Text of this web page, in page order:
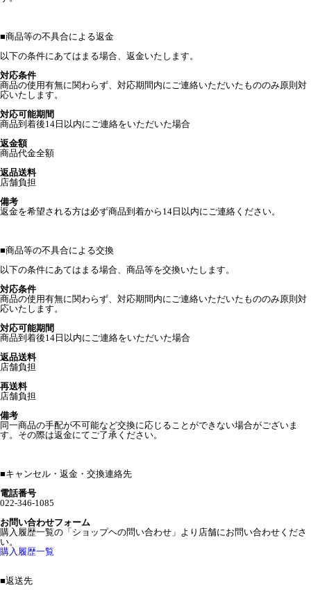
■商品等の不具合による返金
以下の条件にあてはまる場合、返金いたします。
対応条件
商品の使用有無に関わらず、対応期間内にご連絡いただいたもののみ原則対
応いたします。
対応可能期間
商品到着後14日以内にご連絡をいただいた場合
返金額
商品代金全額
返品送料
店舗負担
備考
返金を希望される方は必ず商品到着から14日以内にご連絡ください。
■商品等の不具合による交換
以下の条件にあてはまる場合、商品等を交換いたします。
対応条件
商品の使用有無に関わらず、対応期間内にご連絡いただいたもののみ原則対
応いたします。
対応可能期間
商品到着後14日以内にご連絡をいただいた場合
返品送料
店舗負担
再送料
店舗負担
備考
同一商品の手配が不可能など交換に応じることができない場合がございま
す。その際は返金にてご了承ください。
■キャンセル・返金・交換連絡先
電話番号
022-346-1085
お問い合わせフォーム
購入履歴一覧の「ショップヘの問い合わせ」より店舗にお問い合わせくださ
い。
購入履歴一覧
■返送先